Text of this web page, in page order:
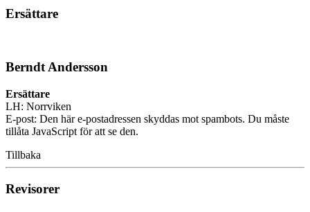
Ersättare
Berndt Andersson
Ersättare
LH: Norrviken
E-post: Den här e-postadressen skyddas mot spambots. Du måste
tillåta JavaScript för att se den.
Tillbaka
Revisorer